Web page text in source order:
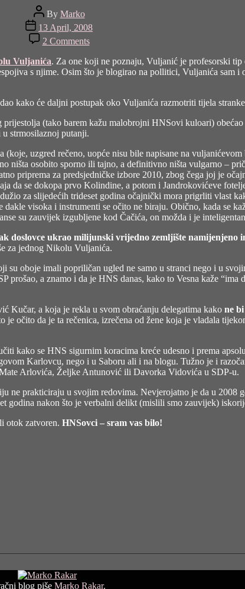
Post
author
By Marko
Post
date
13 April, 2008
2 Commentson
Kome
u
HNSu
smeta
Vuljanić?
Vuljanića. Za one koji ne poznaju, Vuljanić je profesorski
s njime. Osim što je blogirao na pollitici, Vuljanića sam i
kako će daljni postupak oko Vuljanića razmotriti tijela
(tako barem kažu malobrojni HNSovi kuloari)
strmosilaznoj putanji.
uzgred rečeno, uopće nisu bile napisane na
ništa osobito sporno ili tajno, a definitivno ništa vulgarno –
priprema za predsjedničke izbore 2010, zbog čega joj je
da se dokopa prvo Kolindine, a potom i Jandrokovićeve
za slijedećih trideset godina očajnički mora prigrliti vlast
visoka i instrumenti se očito ne biraju. Obično, kada se
su zauvijek izgubljene kod Čačića, on možda i je
doslovce ukrao milijunski vrijedno zemljište namijenjeno
za jednog Nikolu Vuljanića.
oboje imali popriličan ugled ne samo u stranci nego i u
a znamo i da je HNS danas, kako to Vesna kaže
Kučar, a koja je rekla u svom obraćanju delegatima kako ne
očito da je ta rečenica, izrečena od žene koja je vladala
kako se HNS sigurnim koracima kreće udesno i prema
Karlovcu, nego i u Saboru ali i na blogu. Tužno je i
Arlovića, Željke Antunović ili Davorka Vidovića u SDP-u.
ne prakticiraju u svojim redovima. Nevjerojatno je da u 2008
godina nakon što je verbalni delikt (mislili smo zauvijek)
otok zatvoren. HNSovci – sram vas bilo!
blog piše Marko Rakar.